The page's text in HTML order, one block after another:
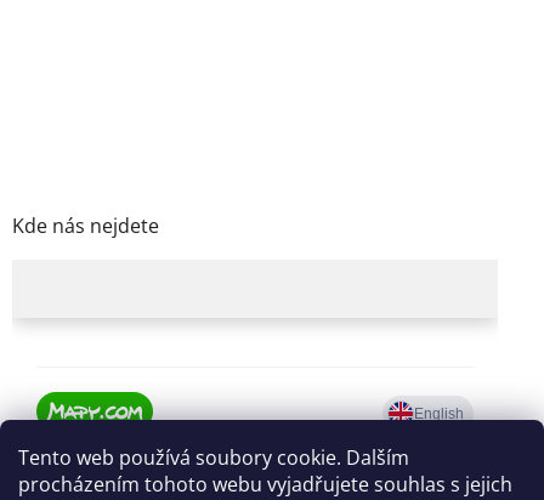
Tento web používá soubory cookie. Dalším
procházením tohoto webu vyjadřujete souhlas s jejich
Kde nás nejdete